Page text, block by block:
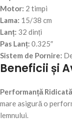
Motor: 2 timpi
Lama: 15/38 cm
Lanț: 32 dinți
Pas Lanț: 0.325″
Sistem de Pornire:
Beneficii și
Performanță
mare asigură o
lemnului.